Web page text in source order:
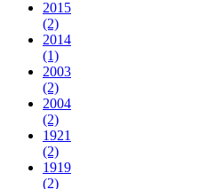
2015
(2)
2014
(1)
2003
(2)
2004
(2)
1921
(2)
1919
(2)